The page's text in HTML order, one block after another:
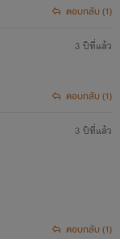
ตอบกลับ (1)
3 ปีที่แล้ว
ตอบกลับ (1)
3 ปีที่แล้ว
ตอบกลับ (1)